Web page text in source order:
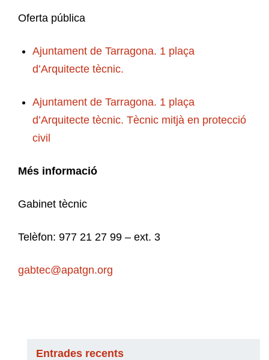
Oferta pública
Ajuntament de Tarragona. 1 plaça
d’Arquitecte tècnic.
Ajuntament de Tarragona. 1 plaça
d’Arquitecte tècnic. Tècnic mitjà en protecció
civil
Més informació
Gabinet tècnic
Telèfon: 977 21 27 99 – ext. 3
gabtec@apatgn.org
Entrades recents